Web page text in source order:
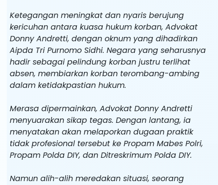
Ketegangan meningkat dan nyaris berujung
kericuhan antara kuasa hukum korban, Advokat
Donny Andretti, dengan oknum yang dihadirkan
Aipda Tri Purnomo Sidhi. Negara yang seharusnya
hadir sebagai pelindung korban justru terlihat
absen, membiarkan korban terombang-ambing
dalam ketidakpastian hukum.
Merasa dipermainkan, Advokat Donny Andretti
menyuarakan sikap tegas. Dengan lantang, ia
menyatakan akan melaporkan dugaan praktik
tidak profesional tersebut ke Propam Mabes Polri,
Propam Polda DIY, dan Ditreskrimum Polda DIY.
Namun alih-alih meredakan situasi, seorang